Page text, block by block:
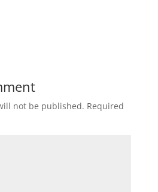
not be published. Required